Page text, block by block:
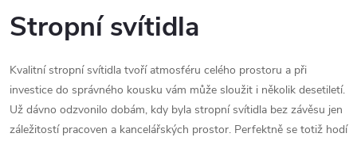
Stropní svítidla
Kvalitní stropní svítidla tvoří atmosféru celého prostoru a při
investice do správného kousku vám může sloužit i několik desetiletí.
Už dávno odzvonilo dobám, kdy byla stropní svítidla bez závěsu jen
záležitostí pracoven a kancelářských prostor. Perfektně se totiž hodí